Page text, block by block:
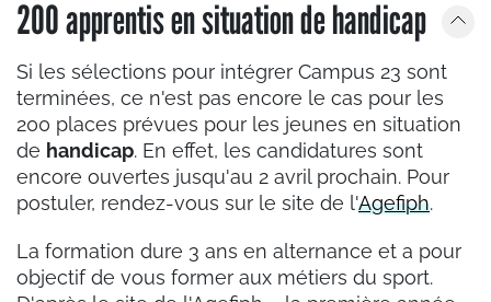
200 apprentis en situation de handicap
Si les sélections pour intégrer Campus 23 sont
terminées, ce n'est pas encore le cas pour les
200 places prévues pour les jeunes en situation
de handicap. En effet, les candidatures sont
encore ouvertes jusqu'au 2 avril prochain. Pour
postuler, rendez-vous sur le site de l'Agefiph.
La formation dure 3 ans en alternance et a pour
objectif de vous former aux métiers du sport.